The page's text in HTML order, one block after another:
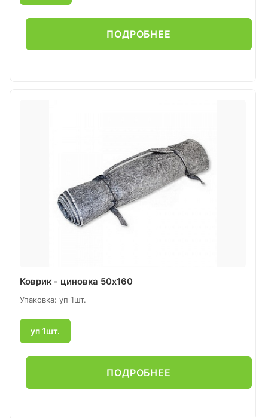
ПОДРОБНЕЕ
Коврик - циновка 50х160
Упаковка: уп 1шт.
уп 1шт.
ПОДРОБНЕЕ